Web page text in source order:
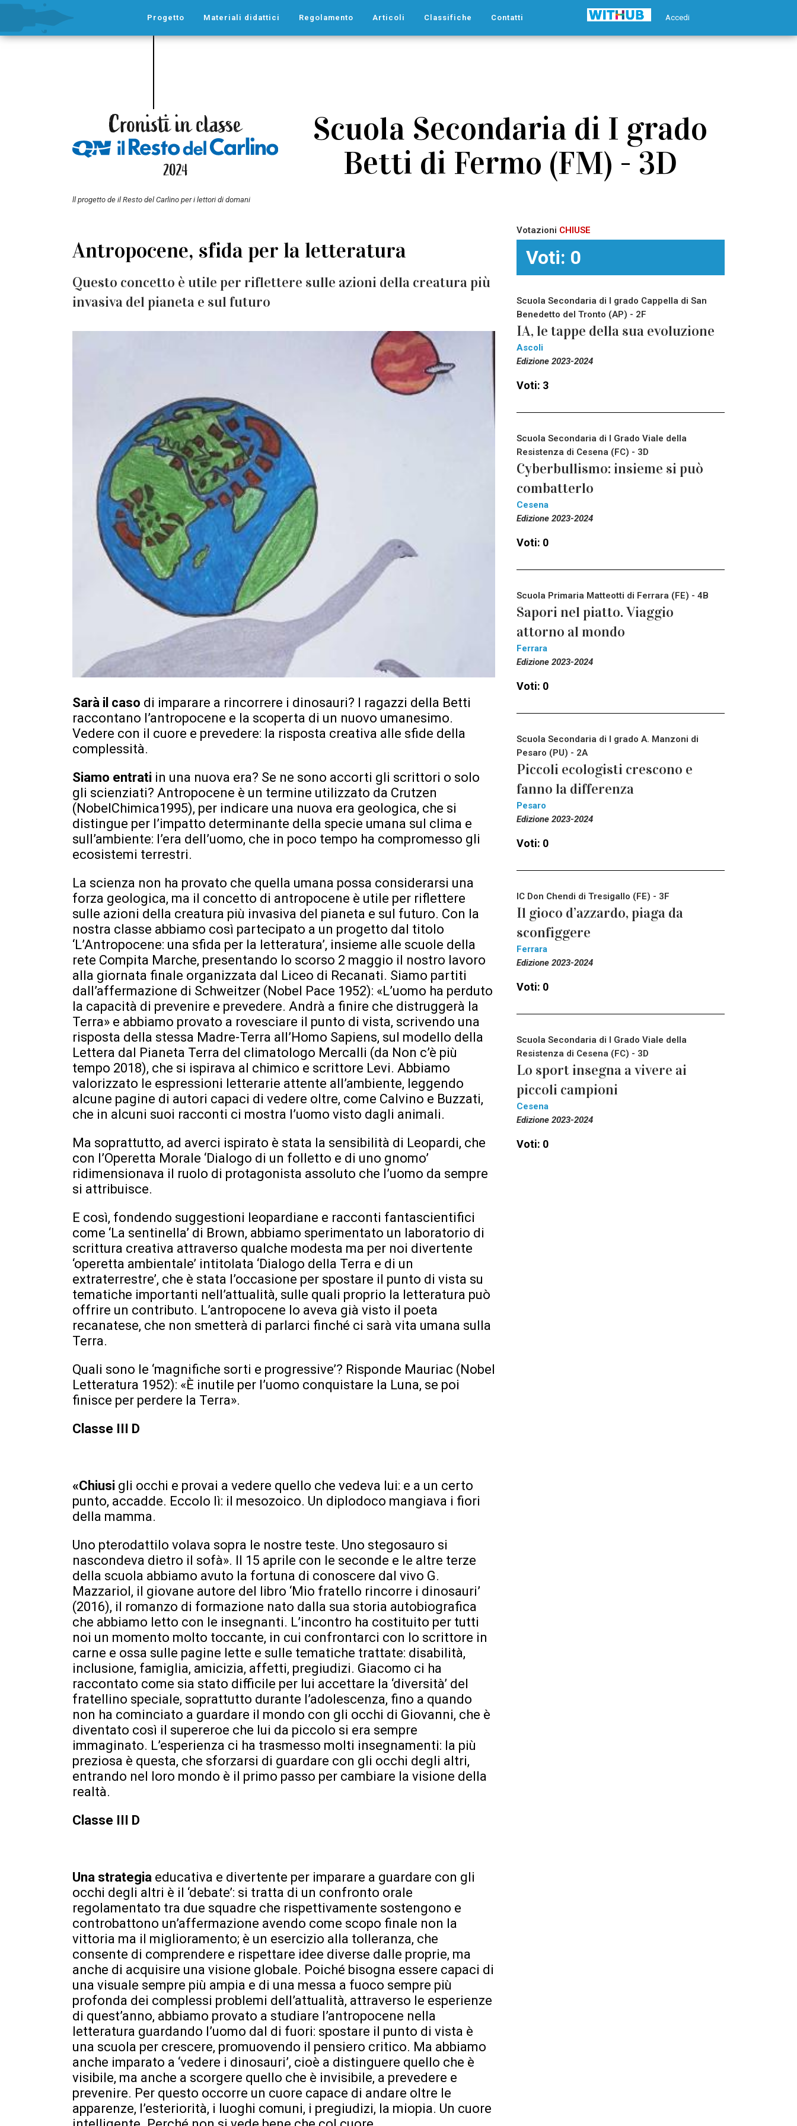
Accedi
Progetto Materiali didattici Regolamento Articoli Classifiche Contatti
ll progetto de il Resto del Carlino per i lettori di domani
Scuola Secondaria di I grado
Betti di Fermo (FM) - 3D
Antropocene, sfida per la letteratura
Questo concetto è utile per riflettere sulle azioni della creatura più
invasiva del pianeta e sul futuro
Sarà il caso di imparare a rincorrere i dinosauri? I ragazzi della Betti
raccontano l’antropocene e la scoperta di un nuovo umanesimo.
Vedere con il cuore e prevedere: la risposta creativa alle sfide della
complessità.
Siamo entrati in una nuova era? Se ne sono accorti gli scrittori o solo
gli scienziati? Antropocene è un termine utilizzato da Crutzen
(NobelChimica1995), per indicare una nuova era geologica, che si
distingue per l’impatto determinante della specie umana sul clima e
sull’ambiente: l’era dell’uomo, che in poco tempo ha compromesso gli
ecosistemi terrestri.
La scienza non ha provato che quella umana possa considerarsi una
forza geologica, ma il concetto di antropocene è utile per riflettere
sulle azioni della creatura più invasiva del pianeta e sul futuro. Con la
nostra classe abbiamo così partecipato a un progetto dal titolo
‘L’Antropocene: una sfida per la letteratura’, insieme alle scuole della
rete Compita Marche, presentando lo scorso 2 maggio il nostro lavoro
alla giornata finale organizzata dal Liceo di Recanati. Siamo partiti
dall’affermazione di Schweitzer (Nobel Pace 1952): «L’uomo ha perduto
la capacità di prevenire e prevedere. Andrà a finire che distruggerà la
Terra» e abbiamo provato a rovesciare il punto di vista, scrivendo una
risposta della stessa Madre-Terra all’Homo Sapiens, sul modello della
Lettera dal Pianeta Terra del climatologo Mercalli (da Non c’è più
tempo 2018), che si ispirava al chimico e scrittore Levi. Abbiamo
valorizzato le espressioni letterarie attente all’ambiente, leggendo
alcune pagine di autori capaci di vedere oltre, come Calvino e Buzzati,
che in alcuni suoi racconti ci mostra l’uomo visto dagli animali.
Ma soprattutto, ad averci ispirato è stata la sensibilità di Leopardi, che
con l’Operetta Morale ‘Dialogo di un folletto e di uno gnomo’
ridimensionava il ruolo di protagonista assoluto che l’uomo da sempre
si attribuisce.
E così, fondendo suggestioni leopardiane e racconti fantascientifici
come ‘La sentinella’ di Brown, abbiamo sperimentato un laboratorio di
scrittura creativa attraverso qualche modesta ma per noi divertente
‘operetta ambientale’ intitolata ‘Dialogo della Terra e di un
extraterrestre’, che è stata l’occasione per spostare il punto di vista su
tematiche importanti nell’attualità, sulle quali proprio la letteratura può
offrire un contributo. L’antropocene lo aveva già visto il poeta
recanatese, che non smetterà di parlarci finché ci sarà vita umana sulla
Terra.
Quali sono le ‘magnifiche sorti e progressive’? Risponde Mauriac (Nobel
Letteratura 1952): «È inutile per l’uomo conquistare la Luna, se poi
finisce per perdere la Terra».
Classe III D
«Chiusi gli occhi e provai a vedere quello che vedeva lui: e a un certo
punto, accadde. Eccolo lì: il mesozoico. Un diplodoco mangiava i fiori
della mamma.
Uno pterodattilo volava sopra le nostre teste. Uno stegosauro si
nascondeva dietro il sofà». Il 15 aprile con le seconde e le altre terze
della scuola abbiamo avuto la fortuna di conoscere dal vivo G.
Mazzariol, il giovane autore del libro ‘Mio fratello rincorre i dinosauri’
(2016), il romanzo di formazione nato dalla sua storia autobiografica
che abbiamo letto con le insegnanti. L’incontro ha costituito per tutti
noi un momento molto toccante, in cui confrontarci con lo scrittore in
carne e ossa sulle pagine lette e sulle tematiche trattate: disabilità,
inclusione, famiglia, amicizia, affetti, pregiudizi. Giacomo ci ha
raccontato come sia stato difficile per lui accettare la ‘diversità’ del
fratellino speciale, soprattutto durante l’adolescenza, fino a quando
non ha cominciato a guardare il mondo con gli occhi di Giovanni, che è
diventato così il supereroe che lui da piccolo si era sempre
immaginato. L’esperienza ci ha trasmesso molti insegnamenti: la più
preziosa è questa, che sforzarsi di guardare con gli occhi degli altri,
entrando nel loro mondo è il primo passo per cambiare la visione della
realtà.
Classe III D
Una strategia educativa e divertente per imparare a guardare con gli
occhi degli altri è il ‘debate’: si tratta di un confronto orale
regolamentato tra due squadre che rispettivamente sostengono e
controbattono un’affermazione avendo come scopo finale non la
vittoria ma il miglioramento; è un esercizio alla tolleranza, che
consente di comprendere e rispettare idee diverse dalle proprie, ma
anche di acquisire una visione globale. Poiché bisogna essere capaci di
una visuale sempre più ampia e di una messa a fuoco sempre più
profonda dei complessi problemi dell’attualità, attraverso le esperienze
di quest’anno, abbiamo provato a studiare l’antropocene nella
letteratura guardando l’uomo dal di fuori: spostare il punto di vista è
una scuola per crescere, promuovendo il pensiero critico. Ma abbiamo
anche imparato a ‘vedere i dinosauri’, cioè a distinguere quello che è
visibile, ma anche a scorgere quello che è invisibile, a prevedere e
prevenire. Per questo occorre un cuore capace di andare oltre le
apparenze, l’esteriorità, i luoghi comuni, i pregiudizi, la miopia. Un cuore
Votazioni CHIUSE
Voti: 0
Scuola Secondaria di I grado Cappella di San
Benedetto del Tronto (AP) - 2F
IA, le tappe della sua evoluzione
Ascoli
Edizione 2023-2024
Voti: 3
Scuola Secondaria di I Grado Viale della
Resistenza di Cesena (FC) - 3D
Cyberbullismo: insieme si può
combatterlo
Cesena
Edizione 2023-2024
Voti: 0
Scuola Primaria Matteotti di Ferrara (FE) - 4B
Sapori nel piatto. Viaggio
attorno al mondo
Ferrara
Edizione 2023-2024
Voti: 0
Scuola Secondaria di I grado A. Manzoni di
Pesaro (PU) - 2A
Piccoli ecologisti crescono e
fanno la differenza
Pesaro
Edizione 2023-2024
Voti: 0
IC Don Chendi di Tresigallo (FE) - 3F
Il gioco d’azzardo, piaga da
sconfiggere
Ferrara
Edizione 2023-2024
Voti: 0
Scuola Secondaria di I Grado Viale della
Resistenza di Cesena (FC) - 3D
Lo sport insegna a vivere ai
piccoli campioni
Cesena
Edizione 2023-2024
Voti: 0